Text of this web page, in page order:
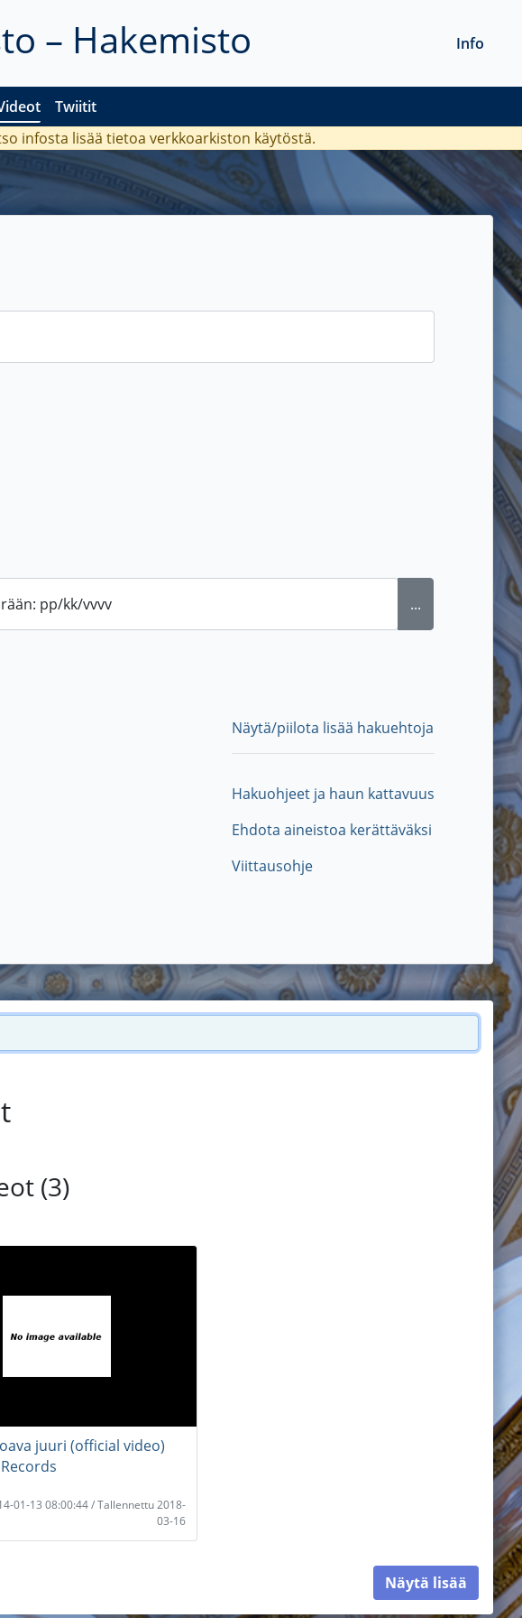
– Hakemisto
Twiitit
Info
infosta lisää tietoa verkkoarkiston käytöstä.
pp/kk/vvvv ...
Näytä/piilota lisää hakuehtoja
Hakuohjeet ja haun kattavuus
Ehdota aineistoa kerättäväksi
Viittausohje
(3)
juuri (official video)
01-13 08:00:44 / Tallennettu 2018-
03-16
Näytä lisää